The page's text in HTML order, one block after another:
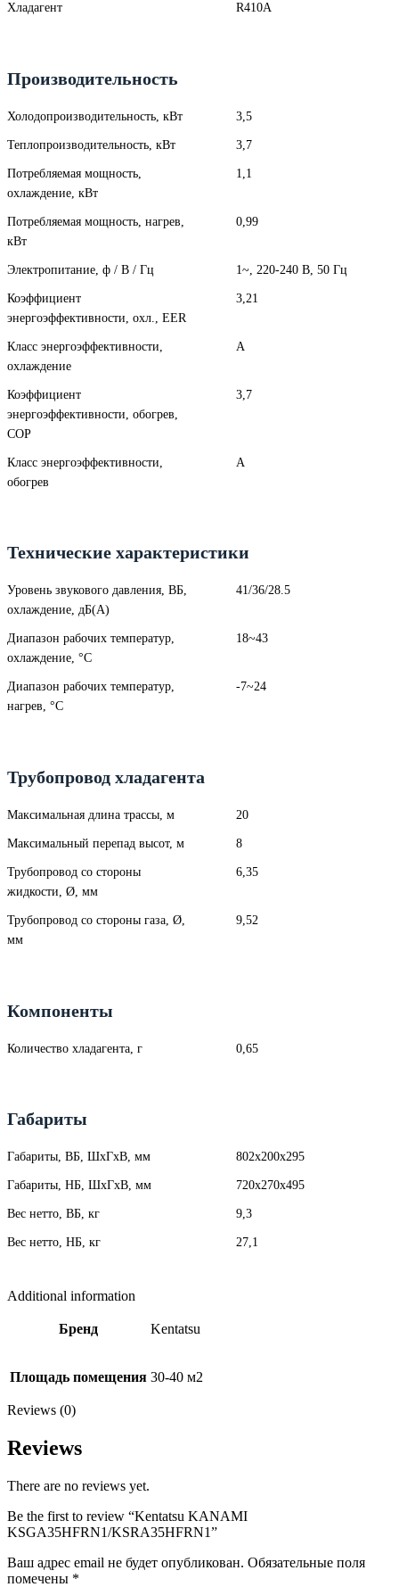
Хладагент R410A
Производительность
Холодопроизводительность, кВт 3,5
Теплопроизводительность, кВт 3,7
Потребляемая мощность,
охлаждение, кВт
1,1
Потребляемая мощность, нагрев,
кВт
0,99
Электропитание, ф / В / Гц 1~, 220-240 В, 50 Гц
Коэффициент
энергоэффективности, охл., EER
3,21
Класс энергоэффективности,
охлаждение
A
Коэффициент
энергоэффективности, обогрев,
COP
3,7
Класс энергоэффективности,
обогрев
A
Технические характеристики
Уровень звукового давления, ВБ,
охлаждение, дБ(А)
41/36/28.5
Диапазон рабочих температур,
охлаждение, °C
18~43
Диапазон рабочих температур,
нагрев, °C
-7~24
Трубопровод хладагента
Максимальная длина трассы, м 20
Максимальный перепад высот, м 8
Трубопровод со стороны
жидкости, Ø, мм
6,35
Трубопровод со стороны газа, Ø,
мм
9,52
Компоненты
Количество хладагента, г 0,65
Габариты
Габариты, ВБ, ШхГхВ, мм 802x200x295
Габариты, НБ, ШхГхВ, мм 720x270x495
Вес нетто, ВБ, кг 9,3
Вес нетто, НБ, кг 27,1
Additional information
Бренд Kentatsu
Площадь помещения 30-40 м2
Reviews (0)
Reviews
There are no reviews yet.
Be the first to review “Kentatsu KANAMI
KSGA35HFRN1/KSRA35HFRN1”
Ваш адрес email не будет опубликован. Обязательные поля
помечены *